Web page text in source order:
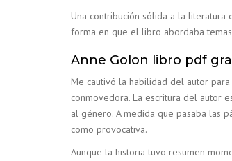
Una contribución sólida a la literatura
forma en que el libro abordaba
Anne Golon libro pdf
Me cautivó la habilidad del autor
conmovedora. La escritura del autor
al género. A medida que pasaba las
como provocativa.
Aunque la historia tuvo resumen